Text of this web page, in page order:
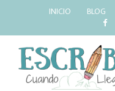
INICIO BLOG